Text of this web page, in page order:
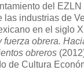
del
las industrias de
en el siglo
obrera.
obreros
de Cultura